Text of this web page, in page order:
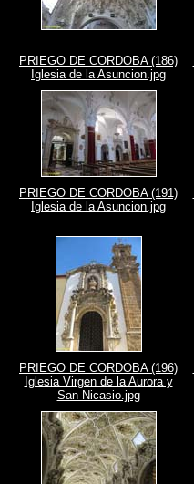
PRIEGO DE CORDOBA (186)
Iglesia de la Asuncion.jpg
PRIEGO DE CORDOBA (191)
Iglesia de la Asuncion.jpg
PRIEGO DE CORDOBA (196)
Iglesia Virgen de la Aurora y
San Nicasio.jpg